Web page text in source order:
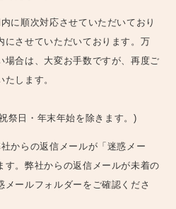
に順次対応させていただいており
にさせていただいております。万
場合は、大変お手数ですが、再度ご
します。
祭日・年末年始を除きます。)
からの返信メールが「迷惑メー
す。弊社からの返信メールが未着の
ールフォルダーをご確認くださ